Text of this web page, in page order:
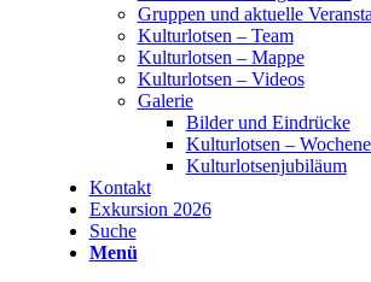
Gruppen und aktuelle
Kulturlotsen – Team
Kulturlotsen – Mappe
Kulturlotsen – Videos
Galerie
Bilder und Eindrücke
Kulturlotsen –
Kulturlotsenjubiläum
Kontakt
Exkursion 2026
Suche
Menü